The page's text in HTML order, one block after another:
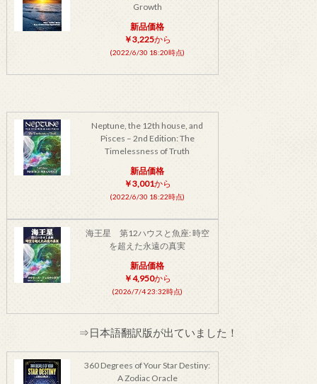
Growth
新品価格
￥3,225から
(2022/6/30 18:20時点)
Neptune, the 12th house, and
Pisces – 2nd Edition: The
Timelessness of Truth
新品価格
￥3,001から
(2022/6/30 18:22時点)
海王星 第12ハウスと魚座: 時空
を超えた永遠の真実
新品価格
￥4,950から
(2026/7/4 23:32時点)
⇒日本語翻訳版が出ていました！
360 Degrees of Your Star Destiny:
A Zodiac Oracle